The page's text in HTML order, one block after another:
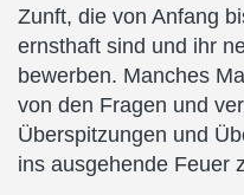
Zunft, die von Anfang
ernsthaft sind und ihr
bewerben. Manches
von den Fragen und
Überspitzungen und
ins ausgehende Feuer